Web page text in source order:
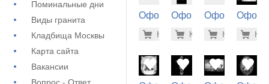
Поминальные дни
Виды гранита
Кладбища Москвы
Карта сайта
Вакансии
Оформление
(73-112)
-7% 5.600
Купить
Оформление
(72-782)
-7%
Купить
Оформление
(73-204)
-
Купить(73-